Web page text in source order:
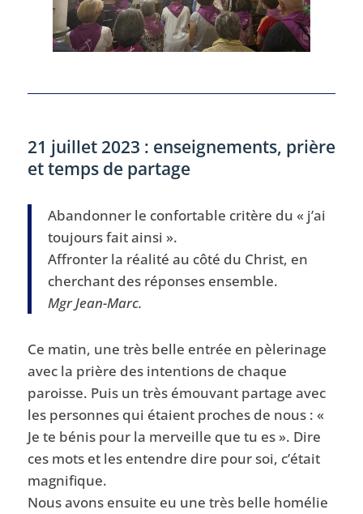
21 juillet 2023 : enseignements, prière
et temps de partage
Abandonner le confortable critère du « j’ai
toujours fait ainsi ».
Affronter la réalité au côté du Christ, en
cherchant des réponses ensemble.
Mgr Jean-Marc.
Ce matin, une très belle entrée en pèlerinage
avec la prière des intentions de chaque
paroisse. Puis un très émouvant partage avec
les personnes qui étaient proches de nous : «
Je te bénis pour la merveille que tu es ». Dire
ces mots et les entendre dire pour soi, c’était
magnifique.
Nous avons ensuite eu une très belle homélie